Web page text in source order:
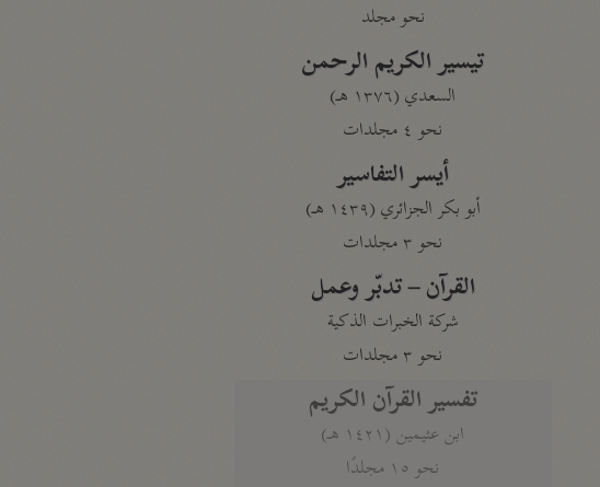
نحو مجلد
تيسير الكريم الرحمن
السعدي (١٣٧٦ هـ)
نحو ٤ مجلدات
أيسر التفاسير
أبو بكر الجزائري (١٤٣٩ هـ)
نحو ٣ مجلدات
القرآن – تدبّر وعمل
شركة الخبرات الذكية
نحو ٣ مجلدات
تفسير القرآن الكريم
ابن عثيمين (١٤٢١ هـ)
نحو ١٥ مجلدًا